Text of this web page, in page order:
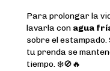
Para prolongar la
lavarla con agua
sobre el
tu prenda se
tiempo. ❄️🚫🔥